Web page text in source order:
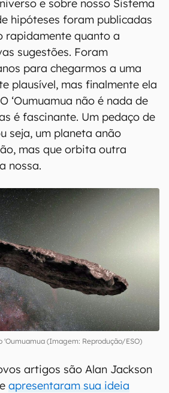
e sobre nosso Sistema
hipóteses foram publicadas
rapidamente quanto a
sugestões. Foram
para chegarmos a uma
plausível, mas finalmente ela
‘Oumuamua não é nada de
é fascinante. Um pedaço de
seja, um planeta anão
mas que orbita outra
nossa.
'Oumuamua (Imagem: Reprodução/ESO)
artigos são Alan Jackson
apresentaram sua ideia